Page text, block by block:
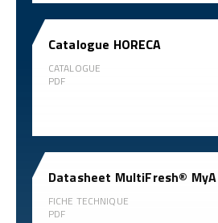
Catalogue HORECA
CATALOGUE
PDF
Datasheet MultiFresh® MyA
FICHE TECHNIQUE
PDF